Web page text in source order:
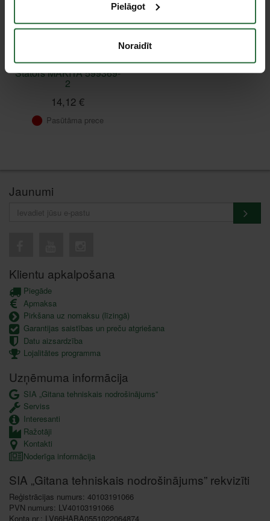
Pielāgot
Noraidīt
Stators MAKITA 599369-
2
14,12 €
Pasūtāma prece
Jaunumi
Klientu apkalpošana
Piegāde
Apmaksa
Pirkšana uz nomaksu (līzingā)
Garantijas saistības un preču atgriešana
Datu aizsardzība
Lojalitātes programma
Uzņēmuma informācija
SIA „Gitana tehniskais nodrošinājums”
Serviss
Interesanti
Ražotāji
Kontakti
Noderīga informācija
SIA „Gitana tehniskais nodrošinājums” rekvizīti
Reģistrācijas numurs: 40103191066
PVN numurs: LV40103191066
Konta nr.: LV66HABA0551022064874